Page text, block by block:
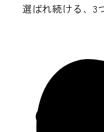
選ばれ続ける、3